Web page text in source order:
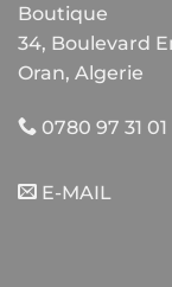
Boutique
34, Boulevard
Oran, Algerie
0780 97 31 01
E-MAIL